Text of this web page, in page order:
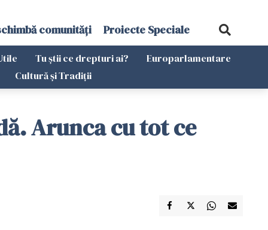
comunități Proiecte Speciale
Tu știi ce drepturi ai?
Europarlamentare
Cultură și Tradiții
Arunca cu tot ce